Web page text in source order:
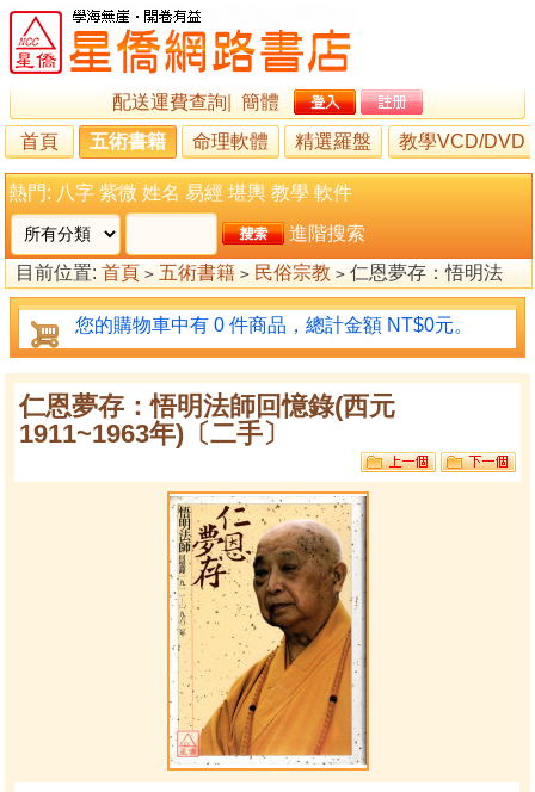
配送運費查詢
簡體
首頁
五術書籍 命理軟體 精選羅盤 教學VCD/DVD
熱門: 八字 紫微 姓名 易經 堪輿 教學 軟件
進階搜索
目前位置: 首頁 > 五術書籍 > 民俗宗教 > 仁恩夢存：悟明法
師回憶錄(西元1911~1963年)〔二手〕
您的購物車中有 0 件商品，總計金額 NT$0元。
仁恩夢存：悟明法師回憶錄(西元
1911~1963年)〔二手〕